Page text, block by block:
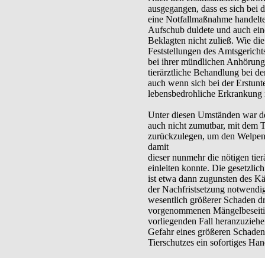
ausgegangen, dass es sich bei
eine Notfallmaßnahme
Aufschub duldete und auch
Beklagten nicht zuließ. Wie
Feststellungen des
bei ihrer mündlichen
tierärztliche Behandlung bei
auch wenn sich bei der
lebensbedrohliche
Unter diesen Umständen war
auch nicht zumutbar, mit dem
zurückzulegen, um den
damit
dieser nunmehr die nötigen
einleiten konnte. Die
ist etwa dann zugunsten des
der Nachfristsetzung
wesentlich größerer Schaden
vorgenommenen
vorliegenden Fall
Gefahr eines größeren
Tierschutzes ein sofortiges